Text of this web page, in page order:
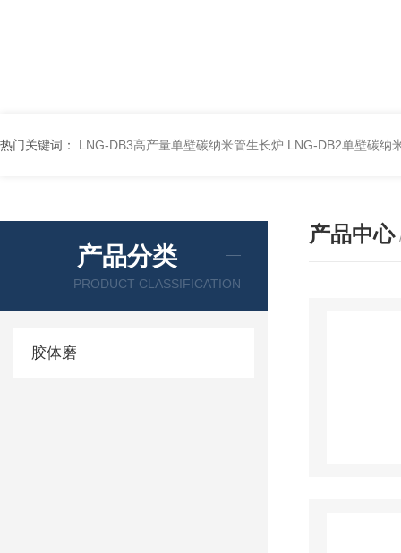
热门关键词： LNG-DB3高产量单壁碳纳米管生长炉 LNG-DB2单壁碳纳
产品分类
PRODUCT CLASSIFICATION
胶体磨
产品中心